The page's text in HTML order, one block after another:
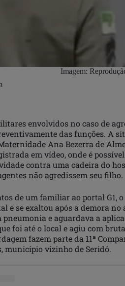
Imagem:
envolvidos no caso de
das funções. A
Ana Bezerra de
em vídeo, onde é
contra uma cadeira do
não agredissem seu filho.
de um familiar ao portal G1,
e se exaltou após a demora
e aguardava a
foi até o local e agiu com
fazem parte da 11ª
município vizinho de Seridó.